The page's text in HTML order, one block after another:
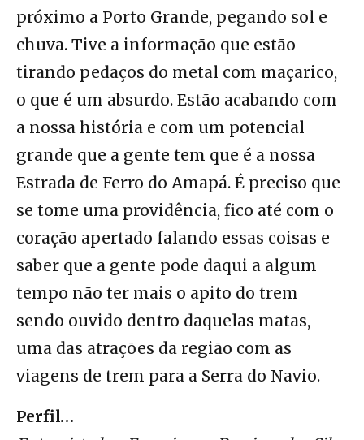
próximo a Porto Grande, pegando sol e
chuva. Tive a informação que estão
tirando pedaços do metal com maçarico,
o que é um absurdo. Estão acabando com
a nossa história e com um potencial
grande que a gente tem que é a nossa
Estrada de Ferro do Amapá. É preciso que
se tome uma providência, fico até com o
coração apertado falando essas coisas e
saber que a gente pode daqui a algum
tempo não ter mais o apito do trem
sendo ouvido dentro daquelas matas,
uma das atrações da região com as
viagens de trem para a Serra do Navio.
Perfil…